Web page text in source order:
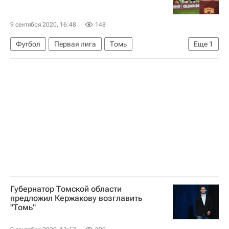
9 сентября 2020, 16:48 148
Еще 1
Футбол Первая лига
Томь
Текстильщик (Иваново)
Губернатор Томской области
предложил Кержакову возглавить
"Томь"